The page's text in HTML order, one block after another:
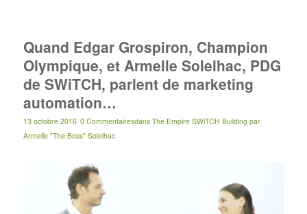
Quand Edgar Grospiron, Champion
Olympique, et Armelle Solelhac, PDG
de SWiTCH, parlent de marketing
automation…
13 octobre 2016 0 Commentairesdans The Empire SWiTCH Building par
Armelle "The Boss" Solelhac